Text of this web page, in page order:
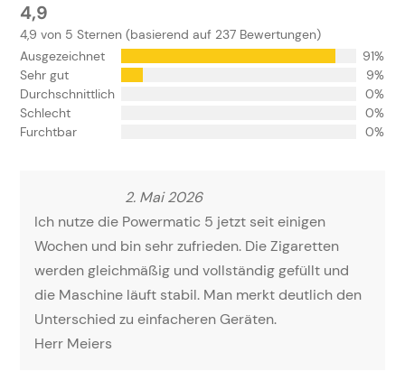
4,9
4,9 von 5 Sternen (basierend auf 237 Bewertungen)
Ausgezeichnet
91%
Sehr gut
9%
Durchschnittlich
0%
Schlecht
0%
Furchtbar
0%
2. Mai 2026
Ich nutze die Powermatic 5 jetzt seit einigen
Wochen und bin sehr zufrieden. Die Zigaretten
werden gleichmäßig und vollständig gefüllt und
die Maschine läuft stabil. Man merkt deutlich den
Unterschied zu einfacheren Geräten.
Herr Meiers